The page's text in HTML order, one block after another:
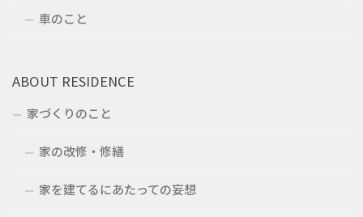
車のこと
ABOUT RESIDENCE
家づくりのこと
家の改修・修繕
家を建てるにあたっての妄想